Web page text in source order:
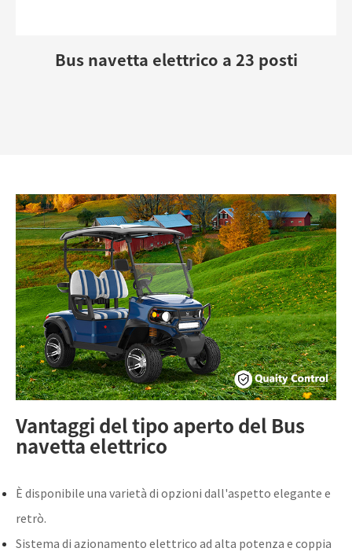
Bus navetta elettrico a 23 posti
Vantaggi del tipo aperto del Bus
navetta elettrico
È disponibile una varietà di opzioni dall'aspetto elegante e
retrò.
Sistema di azionamento elettrico ad alta potenza e coppia